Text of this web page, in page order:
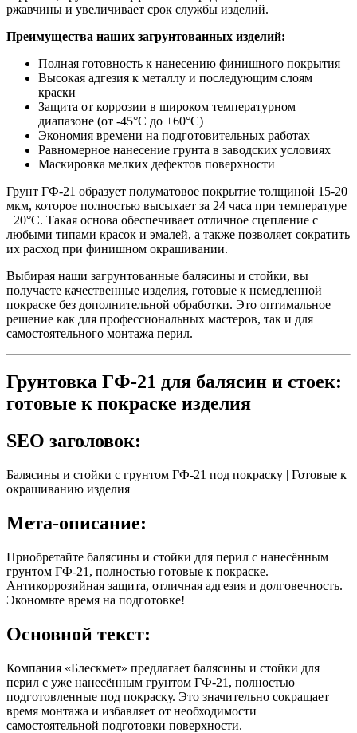
ржавчины и увеличивает срок службы изделий.
Преимущества наших загрунтованных изделий:
Полная готовность к нанесению финишного покрытия
Высокая адгезия к металлу и последующим слоям
краски
Защита от коррозии в широком температурном
диапазоне (от -45°C до +60°C)
Экономия времени на подготовительных работах
Равномерное нанесение грунта в заводских условиях
Маскировка мелких дефектов поверхности
Грунт ГФ-21 образует полуматовое покрытие толщиной 15-20
мкм, которое полностью высыхает за 24 часа при температуре
+20°C. Такая основа обеспечивает отличное сцепление с
любыми типами красок и эмалей, а также позволяет сократить
их расход при финишном окрашивании.
Выбирая наши загрунтованные балясины и стойки, вы
получаете качественные изделия, готовые к немедленной
покраске без дополнительной обработки. Это оптимальное
решение как для профессиональных мастеров, так и для
самостоятельного монтажа перил.
Грунтовка ГФ-21 для балясин и стоек:
готовые к покраске изделия
SEO заголовок:
Балясины и стойки с грунтом ГФ-21 под покраску | Готовые к
окрашиванию изделия
Мета-описание:
Приобретайте балясины и стойки для перил с нанесённым
грунтом ГФ-21, полностью готовые к покраске.
Антикоррозийная защита, отличная адгезия и долговечность.
Экономьте время на подготовке!
Основной текст:
Компания «Блескмет» предлагает балясины и стойки для
перил с уже нанесённым грунтом ГФ-21, полностью
подготовленные под покраску. Это значительно сокращает
время монтажа и избавляет от необходимости
самостоятельной подготовки поверхности.